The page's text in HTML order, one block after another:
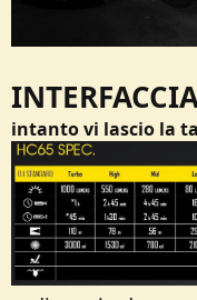
intanto vi lascio la